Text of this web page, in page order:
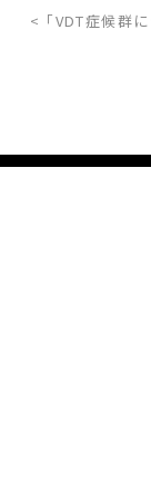
< 「VDT症候群に